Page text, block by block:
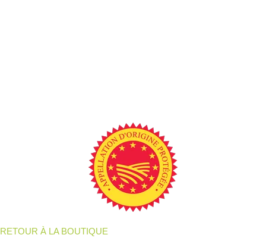
RETOUR À LA BOUTIQUE